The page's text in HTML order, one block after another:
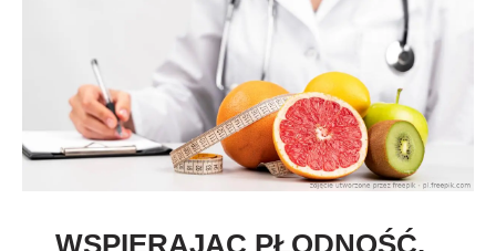
WSPIERAJĄC PŁODNOŚĆ.